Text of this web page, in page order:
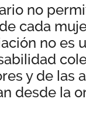
no
cada
no es
y de las
desde la